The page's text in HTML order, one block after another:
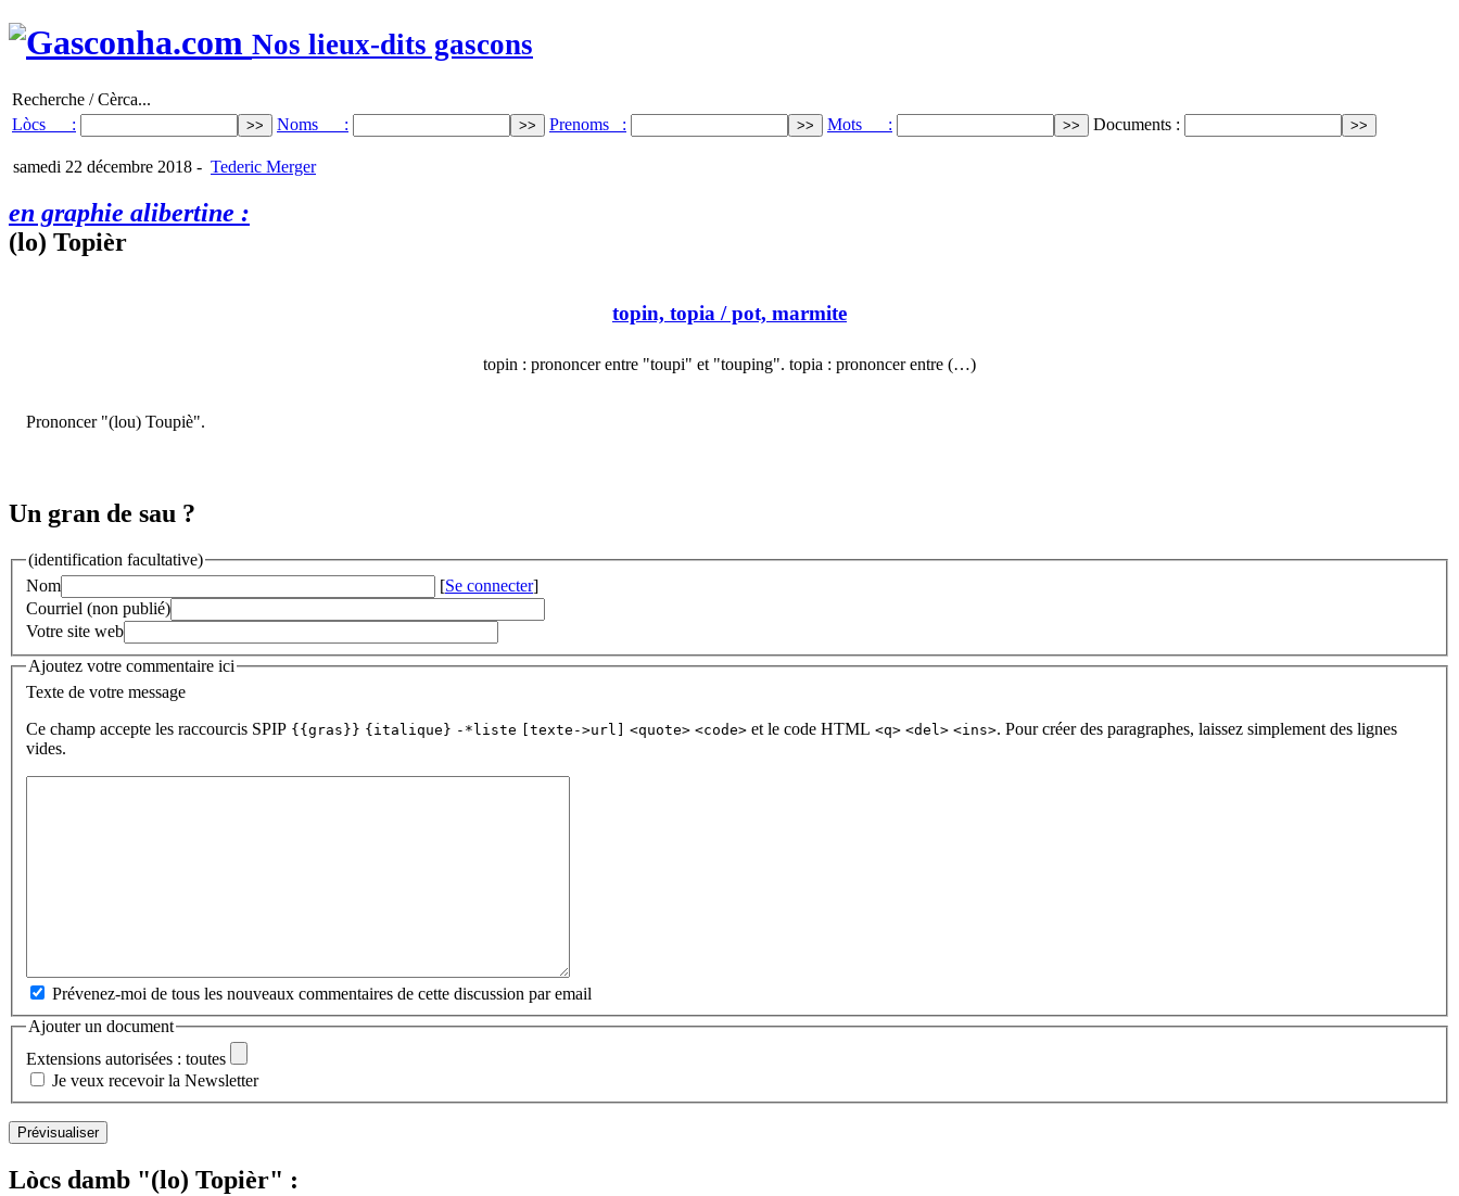
Nos lieux-dits gascons
Recherche / Cèrca...
Lòcs :
Noms : Prenoms : Mots : Documents :
samedi 22 décembre 2018 - Tederic Merger
en graphie alibertine :
(lo) Topièr
topin, topia / pot, marmite
topin : prononcer entre "toupi" et "touping". topia : prononcer entre (…)
Prononcer "(lou) Toupiè".
Un gran de sau ?
(identification facultative)
Nom
[Se connecter]
Courriel (non publié)
Votre site web
Ajoutez votre commentaire ici
Texte de votre message
Ce champ accepte les raccourcis SPIP {{gras}} {italique} -*liste [texte->url] <quote> <code> et le code HTML <q> <del> <ins>. Pour créer des paragraphes, laissez simplement des lignes
vides.
Prévenez-moi de tous les nouveaux commentaires de cette discussion par email
Ajouter un document
Extensions autorisées : toutes
Je veux recevoir la Newsletter
Lòcs damb "(lo) Topièr" :